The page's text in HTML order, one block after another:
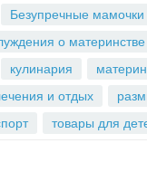
Безупречные мамочки
о материнстве
кулинария
и отдых
товары для